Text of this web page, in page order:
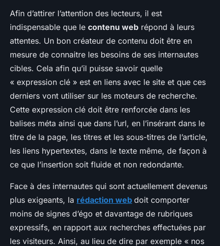
Afin d’attirer l’attention des lecteurs, il est
indispensable que le contenu web répond à leurs
attentes. Un bon créateur de contenu doit être en
mesure de connaitre les besoins de ses internautes
cibles. Cela afin qu’il puisse savoir quelle
« expression clé » est en liens avec le site et que ces
derniers vont utiliser sur les moteurs de recherche.
Cette expression clé doit être renforcée dans les
balises méta ainsi que dans l’url, en l’insérant dans le
titre de la page, les titres et les sous-titres de l’article,
les liens hypertextes, dans le texte même, de façon à
ce que l’insertion soit fluide et non redondante.
Face à des internautes qui sont actuellement devenus
plus exigeants, la rédaction web doit comporter
moins de signes d’égo et davantage de rubriques
expressifs, en rapport aux recherches effectuées par
les visiteurs. Ainsi, au lieu de dire par exemple « nos